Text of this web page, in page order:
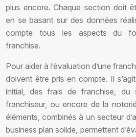
plus encore. Chaque section doit
en se basant sur des données
compte tous les aspects du
franchise.
Pour aider à l’évaluation d’une
doivent être pris en compte. Il
initial, des frais de franchise, du
franchiseur, ou encore de la
éléments, combinés à un secteur
business plan solide, permettent